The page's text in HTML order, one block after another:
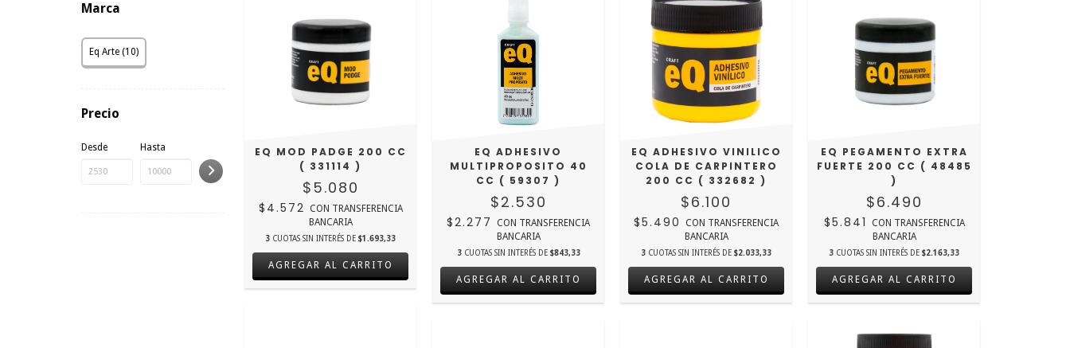
Marca
Eq Arte (10)
Precio
Desde Hasta
EQ MOD PADGE 200 CC
( 331114 )
$5.080
$4.572 CON TRANSFERENCIA
BANCARIA
3 CUOTAS SIN INTERÉS DE$1.693,33
EQ ADHESIVO
MULTIPROPOSITO 40
CC ( 59307 )
$2.530
$2.277CON TRANSFERENCIA
BANCARIA
3 CUOTAS SIN INTERÉS DE $843,33
EQ ADHESIVO VINILICO
COLA DE CARPINTERO
200 CC ( 332682 )
$6.100
$5.490CON TRANSFERENCIA
BANCARIA
3 CUOTAS SIN INTERÉS DE$2.033,33
EQ PEGAMENTO EXTRA
FUERTE 200 CC ( 48485
)
$6.490
$5.841 CON TRANSFERENCIA
BANCARIA
3 CUOTAS SIN INTERÉS DE$2.163,33